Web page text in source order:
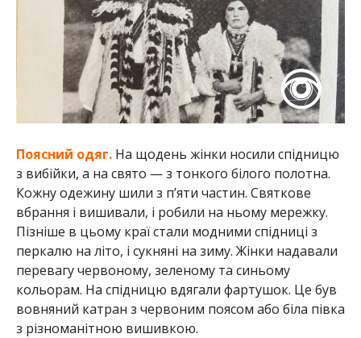
Поясний одяг.На щодень жінки носили спідницю
з вибійки, а на свято — з тонкого білого полотна.
Кожну одежину шили з п’яти частин. Святкове
вбрання і вишивали, і робили на ньому мережку.
Пізніше в цьому краї стали модними спідниці з
перкалю на літо, і сукняні на зиму. Жінки надавали
перевагу червоному, зеленому та синьому
кольорам. На спідницю вдягали фартушок. Це був
вовняний катран з червоним поясом або біла півка
з різноманітною вишивкою.